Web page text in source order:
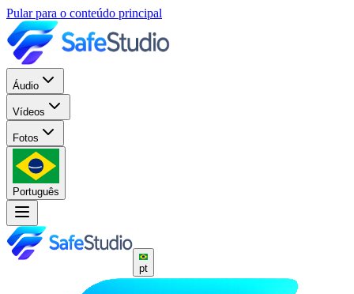
Pular para o conteúdo principal
Áudio
Vídeos
Fotos
Português
pt